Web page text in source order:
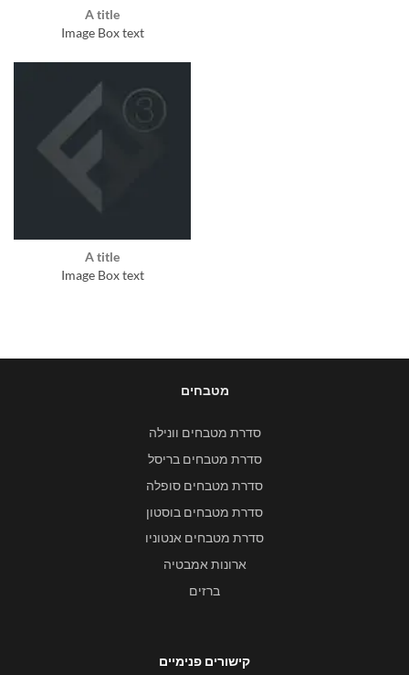
A title
Image Box text
A title
Image Box text
מטבחים
סדרת מטבחים וונילה
סדרת מטבחים בריסל
סדרת מטבחים סופלה
סדרת מטבחים בוסטון
סדרת מטבחים אנטוניו
ארונות אמבטיה
ברזים
קישורים פנימיים